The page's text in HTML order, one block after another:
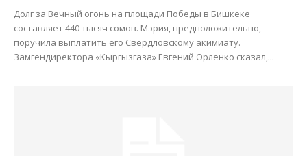
Долг за Вечный огонь на площади Победы в Бишкеке
составляет 440 тысяч сомов. Мэрия, предположительно,
поручила выплатить его Свердловскому акимиату.
Замгендиректора «Кыргызгаза» Евгений Орленко сказал,...